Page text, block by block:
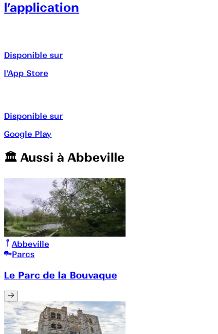
l’application
Disponible sur
l'App Store
Disponible sur
Google Play
🏛️️ Aussi à Abbeville
Abbeville
Parcs
Le Parc de la Bouvaque